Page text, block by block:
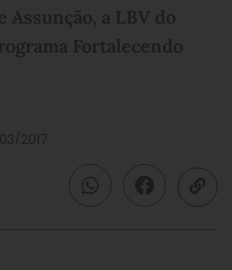
Assunção, a LBV do
Fortalecendo
2017